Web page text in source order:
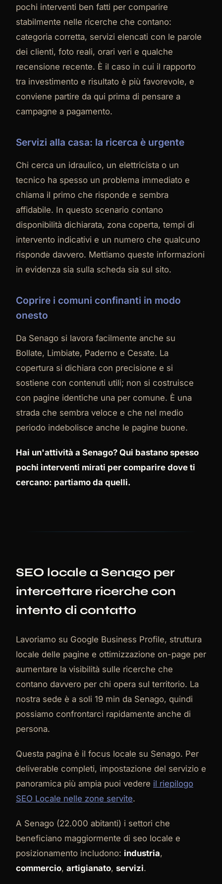
pochi interventi ben fatti per comparire
stabilmente nelle ricerche che contano:
categoria corretta, servizi elencati con le parole
dei clienti, foto reali, orari veri e qualche
recensione recente. È il caso in cui il rapporto
tra investimento e risultato è più favorevole, e
conviene partire da qui prima di pensare a
campagne a pagamento.
Servizi alla casa: la ricerca è urgente
Chi cerca un idraulico, un elettricista o un
tecnico ha spesso un problema immediato e
chiama il primo che risponde e sembra
affidabile. In questo scenario contano
disponibilità dichiarata, zona coperta, tempi di
intervento indicativi e un numero che qualcuno
risponde davvero. Mettiamo queste informazioni
in evidenza sia sulla scheda sia sul sito.
Coprire i comuni confinanti in modo
onesto
Da Senago si lavora facilmente anche su
Bollate, Limbiate, Paderno e Cesate. La
copertura si dichiara con precisione e si
sostiene con contenuti utili; non si costruisce
con pagine identiche una per comune. È una
strada che sembra veloce e che nel medio
periodo indebolisce anche le pagine buone.
Hai un'attività a Senago? Qui bastano spesso
pochi interventi mirati per comparire dove ti
cercano: partiamo da quelli.
SEO locale a Senago per
intercettare ricerche con
intento di contatto
Lavoriamo su Google Business Profile, struttura
locale delle pagine e ottimizzazione on-page per
aumentare la visibilità sulle ricerche che
contano davvero per chi opera sul territorio. La
nostra sede è a soli 19 min da Senago, quindi
possiamo confrontarci rapidamente anche di
persona.
Questa pagina è il focus locale su Senago. Per
deliverable completi, impostazione del servizio e
panoramica più ampia puoi vedere il riepilogo
SEO Locale nelle zone servite.
A Senago (22.000 abitanti) i settori che
beneficiano maggiormente di seo locale e
posizionamento includono: industria,
commercio, artigianato, servizi.